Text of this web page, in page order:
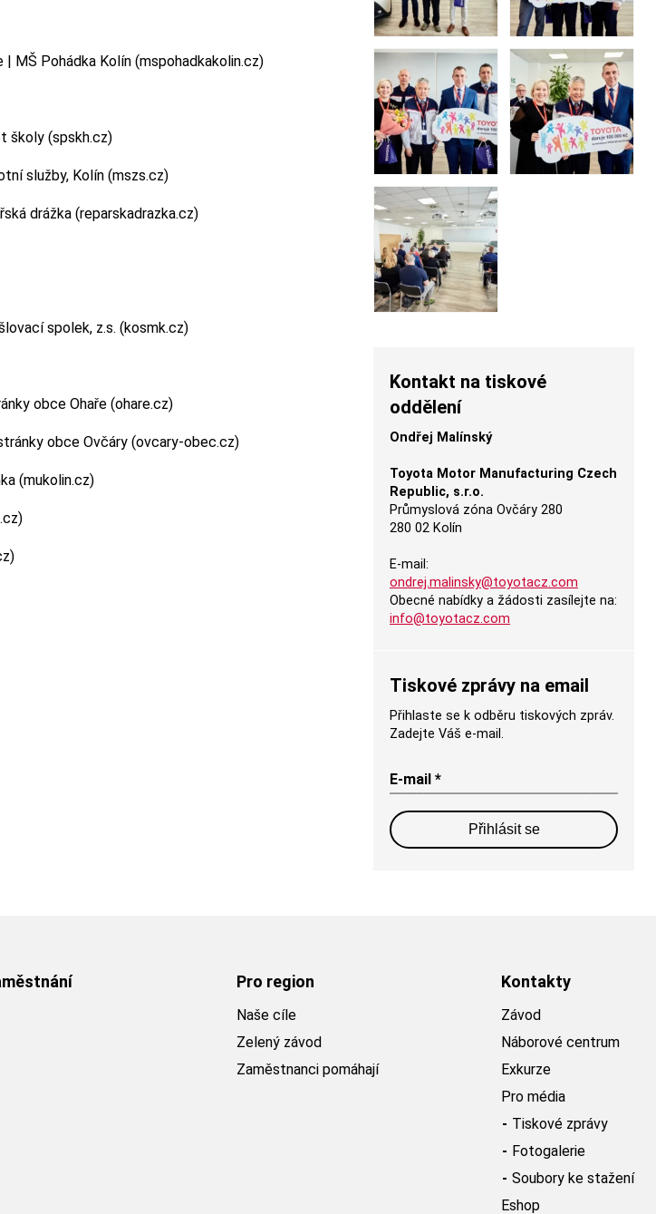
| MŠ Pohádka Kolín (mspohadkakolin.cz)
školy (spskh.cz)
služby, Kolín (mszs.cz)
drážka (reparskadrazka.cz)
spolek, z.s. (kosmk.cz)
obce Ohaře (ohare.cz)
obce Ovčáry (ovcary-obec.cz)
(mukolin.cz)
Kontakt na tiskové
oddělení
Ondřej Malínský
Toyota Motor Manufacturing Czech
Republic, s.r.o.
Průmyslová zóna Ovčáry 280
280 02 Kolín
E-mail:
ondrej.malinsky@toyotacz.com
Obecné nabídky a žádosti zasílejte na:
info@toyotacz.com
Tiskové zprávy na email
Přihlaste se k odběru tiskových zpráv.
Zadejte Váš e-mail.
E-mail *
Přihlásit se
Pro region
Naše cíle
Zelený závod
Zaměstnanci pomáhají
Kontakty
Závod
Náborové centrum
Exkurze
Pro média
Tiskové zprávy
Fotogalerie
Soubory ke stažení
Eshop